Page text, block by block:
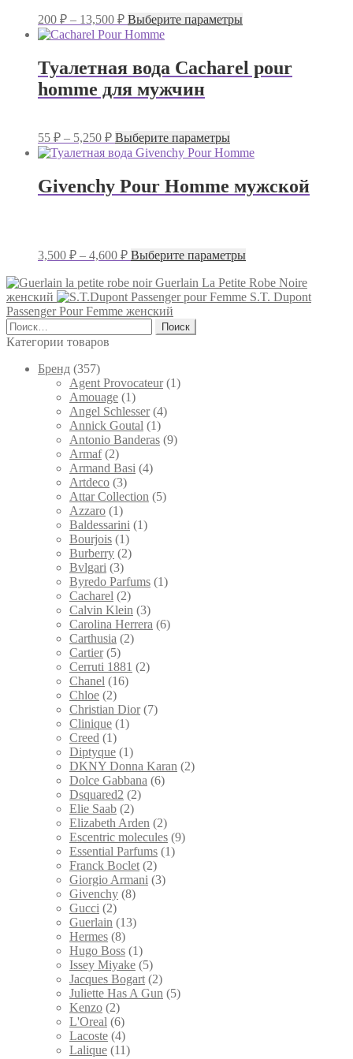
200 ₽ – 13,500 ₽Диапазон
цен:
13,500 ₽
Выберите параметрыЭтот
несколько
вариаций.
товара.
Туалетная вода Cacharel pour
homme для мужчин
55 ₽ – 5,250 ₽Диапазон
цен:
5,250 ₽
Выберите параметрыЭтот
товар
имеет
вариаций.
странице
товара.
Givenchy Pour Homme мужской
3,500 ₽ – 4,600 ₽Диапазон
3,500 ₽
–
4,600 ₽
Выберите параметрыЭтот
имеет
несколько
Guerlain La Petite Robe Noire
женский
S.T. Dupont
Passenger Pour Femme женский
Найти:
Категории товаров
Брeнд (357)
Agent Provocateur (1)
Amouage (1)
Angel Schlesser (4)
Annick Goutal (1)
Antonio Banderas (9)
Armaf (2)
Armand Basi (4)
Artdeco (3)
Attar Collection (5)
Azzaro (1)
Baldessarini (1)
Bourjois (1)
Burberry (2)
Bvlgari (3)
Byredo Parfums (1)
Cacharel (2)
Calvin Klein (3)
Carolina Herrera (6)
Carthusia (2)
Cartier (5)
Cerruti 1881 (2)
Chanel (16)
Chloe (2)
Christian Dior (7)
Clinique (1)
Creed (1)
Diptyque (1)
DKNY Donna Karan (2)
Dolce Gabbana (6)
Dsquared2 (2)
Elie Saab (2)
Elizabeth Arden (2)
Escentric molecules (9)
Essential Parfums (1)
Franck Boclet (2)
Giorgio Armani (3)
Givenchy (8)
Gucci (2)
Guerlain (13)
Hermes (8)
Hugo Boss (1)
Issey Miyake (5)
Jacques Bogart (2)
Juliette Has A Gun (5)
Kenzo (2)
L'Oreal (6)
Lacoste (4)
Lalique (11)